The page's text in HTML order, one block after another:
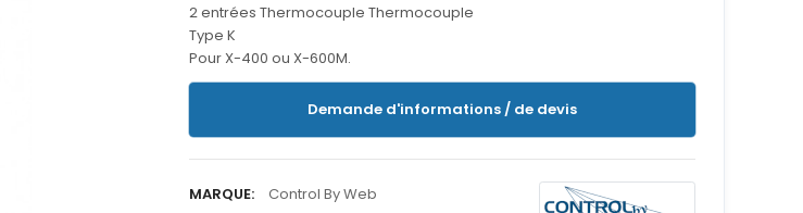
2 entrées Thermocouple Thermocouple
Type K
Pour X-400 ou X-600M.
Demande d'informations / de devis
MARQUE:
Control By Web